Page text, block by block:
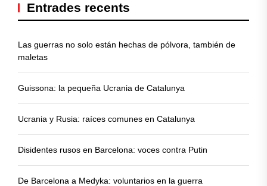
Entrades recents
Las guerras no solo están hechas de pólvora, también de
maletas
Guissona: la pequeña Ucrania de Catalunya
Ucrania y Rusia: raíces comunes en Catalunya
Disidentes rusos en Barcelona: voces contra Putin
De Barcelona a Medyka: voluntarios en la guerra